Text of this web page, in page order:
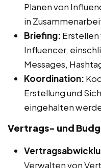
Planen von
in
Briefing:
Influencer,
Messages,
Koordination:
Erstellung und
eingehalten
Vertrags- und
Verwalten von